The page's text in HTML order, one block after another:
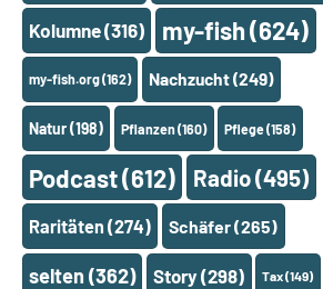
Kolumne(316) my-fish(624)
my-fish.org(162) Nachzucht(249)
Natur(198) Pflanzen(160) Pflege(158)
Podcast(612) Radio(495)
Raritäten (274) Schäfer(265)
selten (362) Story (298) Tax(149)